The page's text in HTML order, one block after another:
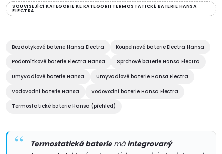
v
á
d
a
c
í
p
SOUVISEJÍCÍ KATEGORIE KE KATEGORII TERMOSTATICKÉ BATERIE HANSA
ELECTRA
Bezdotykové baterie Hansa Electra
Koupelnové baterie Electra Hansa
Podomítkové baterie Electra Hansa
Sprchové baterie Hansa Electra
Umyvadlové baterie Hansa
Umyvadlové baterie Hansa Electra
Vodovodní baterie Hansa
Vodovodní baterie Hansa Electra
Termostatické baterie Hansa (přehled)
Termostatická bateriemáintegrovaný